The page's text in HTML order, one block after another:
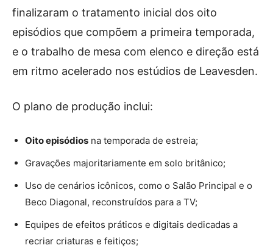
finalizaram o tratamento inicial dos oito
episódios que compõem a primeira temporada,
e o trabalho de mesa com elenco e direção está
em ritmo acelerado nos estúdios de Leavesden.
O plano de produção inclui:
Oito episódios na temporada de estreia;
Gravações majoritariamente em solo britânico;
Uso de cenários icônicos, como o Salão Principal e o
Beco Diagonal, reconstruídos para a TV;
Equipes de efeitos práticos e digitais dedicadas a
recriar criaturas e feitiços;